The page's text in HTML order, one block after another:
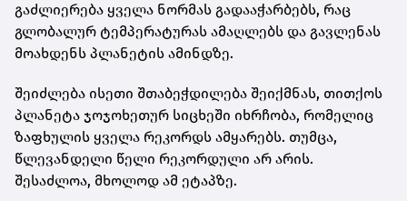
გაძლიერება ყველა ნორმას გადააჭარბებს, რაც
გლობალურ ტემპერატურას ამაღლებს და გავლენას
მოახდენს პლანეტის ამინდზე.
შეიძლება ისეთი შთაბეჭდილება შეიქმნას, თითქოს
პლანეტა ჯოჯოხეთურ სიცხეში იხრჩობა, რომელიც
ზაფხულის ყველა რეკორდს ამყარებს. თუმცა,
წლევანდელი წელი რეკორდული არ არის.
შესაძლოა, მხოლოდ ამ ეტაპზე.